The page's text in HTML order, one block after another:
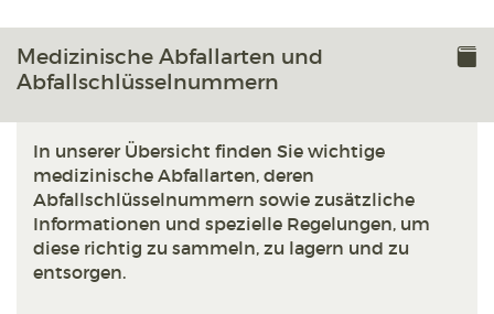
Medizinische Abfallarten und
Abfallschlüsselnummern
In unserer Übersicht finden Sie wichtige
medizinische Abfallarten, deren
Abfallschlüsselnummern sowie zusätzliche
Informationen und spezielle Regelungen, um
diese richtig zu sammeln, zu lagern und zu
entsorgen.